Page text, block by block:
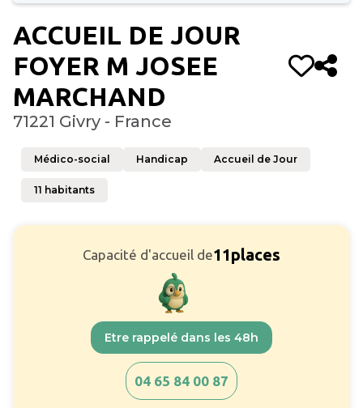
ACCUEIL DE JOUR
FOYER M JOSEE
MARCHAND
71221 Givry - France
Médico-social Handicap Accueil de Jour
11 habitants
Capacité d'accueil de11places
Etre rappelé dans les 48h
04 65 84 00 87